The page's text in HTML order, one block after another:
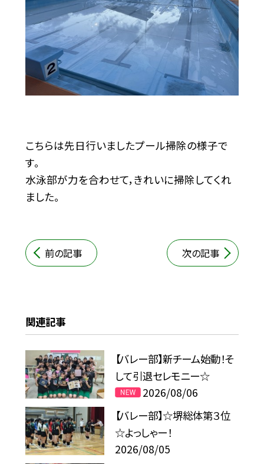
こちらは先日行いましたプール掃除の様子で
す。
水泳部が力を合わせて，きれいに掃除してくれ
ました。
前の記事 次の記事
関連記事
【バレー部】新チーム始動！そ
して引退セレモニー☆
2026/08/06
【バレー部】☆堺総体第３位
☆よっしゃー！
2026/08/05